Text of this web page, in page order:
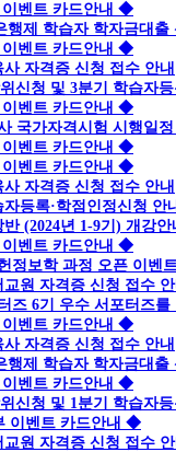
벤트 카드안내 ◆
제 학습자 학자금대출
벤트 카드안내 ◆
자격증 신청 접수 안내
신청 및 3분기 학습자
벤트 카드안내 ◆
국가자격시험 시행일
벤트 카드안내 ◆
벤트 카드안내 ◆
자격증 신청 접수 안내
등록·학점인정신청 안
(2024년 1-9기) 개강안
벤트 카드안내 ◆
보학 과정 오픈 이벤
원 자격증 신청 접수
즈 6기 우수 서포터즈를
벤트 카드안내 ◆
자격증 신청 접수 안내
제 학습자 학자금대출
벤트 카드안내 ◆
신청 및 1분기 학습자
이벤트 카드안내 ◆
원 자격증 신청 접수